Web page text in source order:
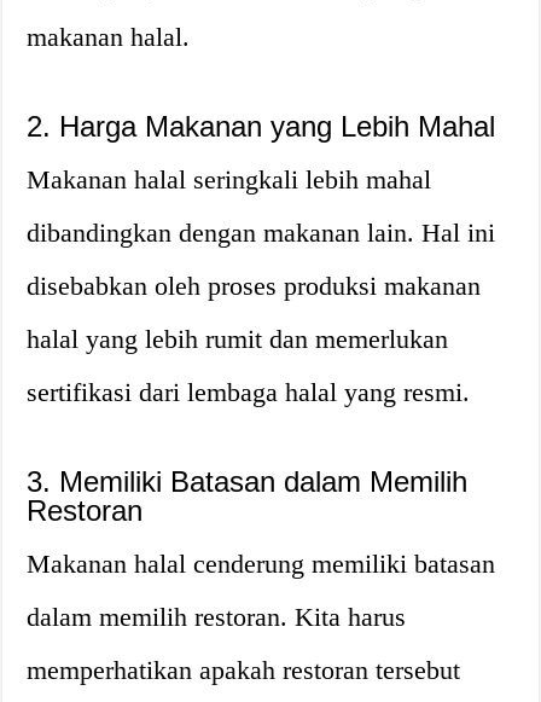
makanan halal.
2. Harga Makanan yang Lebih Mahal
Makanan halal seringkali lebih mahal
dibandingkan dengan makanan lain. Hal ini
disebabkan oleh proses produksi makanan
halal yang lebih rumit dan memerlukan
sertifikasi dari lembaga halal yang resmi.
3. Memiliki Batasan dalam Memilih
Restoran
Makanan halal cenderung memiliki batasan
dalam memilih restoran. Kita harus
memperhatikan apakah restoran tersebut